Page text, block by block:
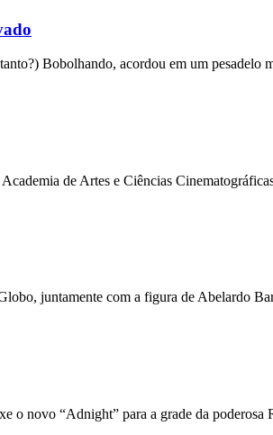
Bobolhando, acordou em um pesadelo
de Artes e Ciências
juntamente com a figura de Abelardo
o novo “Adnight” para a grade da poderosa